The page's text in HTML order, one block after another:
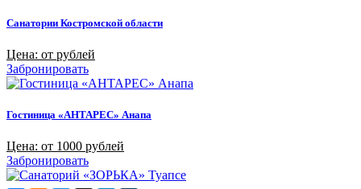
Санатории Костромской области
Цена: от рублей
Забронировать
Гостиница «АНТАРЕС» Анапа
Цена: от 1000 рублей
Забронировать